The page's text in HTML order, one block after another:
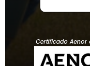
Certificado Aenor